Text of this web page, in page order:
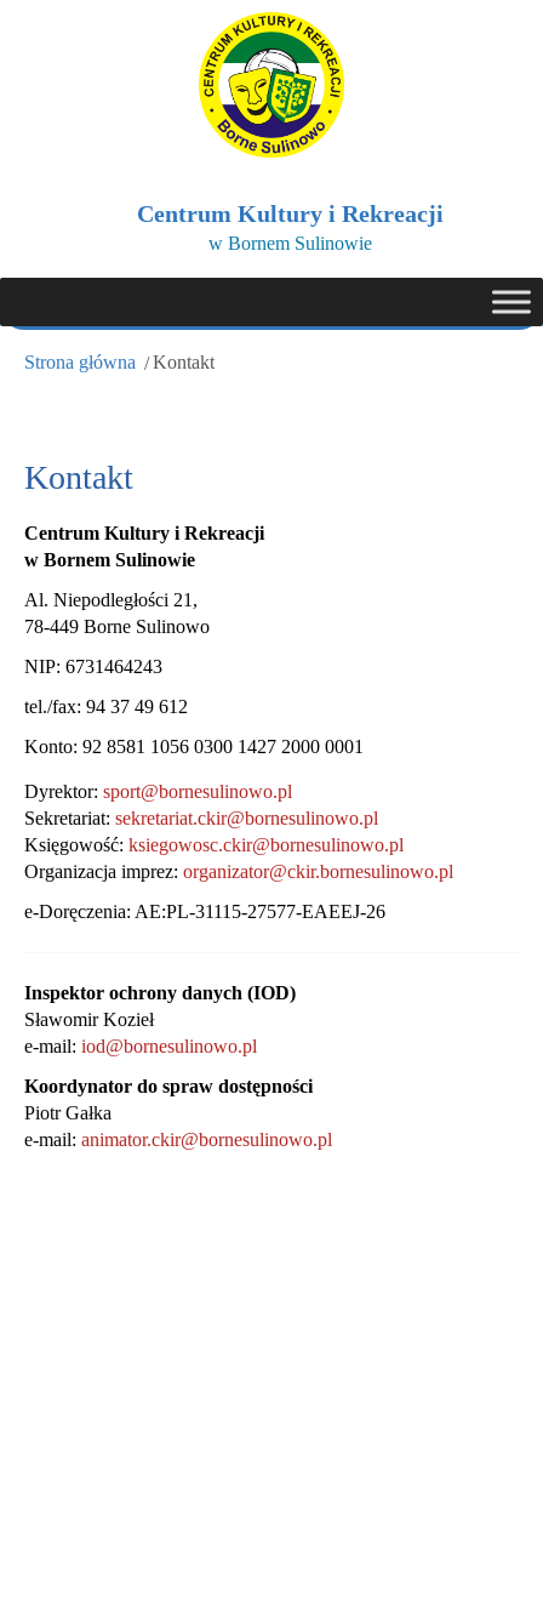
Centrum Kultury i Rekreacji
w Bornem Sulinowie
Strona główna Kontakt
Kontakt
Centrum Kultury i Rekreacji
w Bornem Sulinowie
Al. Niepodległości 21,
78-449 Borne Sulinowo
NIP: 6731464243
tel./fax: 94 37 49 612
Konto: 92 8581 1056 0300 1427 2000 0001
Dyrektor: sport@bornesulinowo.pl
Sekretariat: sekretariat.ckir@bornesulinowo.pl
Księgowość: ksiegowosc.ckir@bornesulinowo.pl
Organizacja imprez: organizator@ckir.bornesulinowo.pl
e-Doręczenia: AE:PL-31115-27577-EAEEJ-26
Inspektor ochrony danych (IOD)
Sławomir Kozieł
e-mail: iod@bornesulinowo.pl
Koordynator do spraw dostępności
Piotr Gałka
e-mail: animator.ckir@bornesulinowo.pl